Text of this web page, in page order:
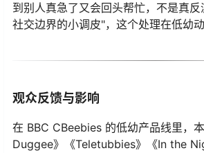
到别人真急了又会回头帮忙，不是真
社交边界的小调皮"，这个处理在低幼动
观众反馈与影响
在 BBC CBeebies 的低幼产品线里，
Duggee》《Teletubbies》《In the